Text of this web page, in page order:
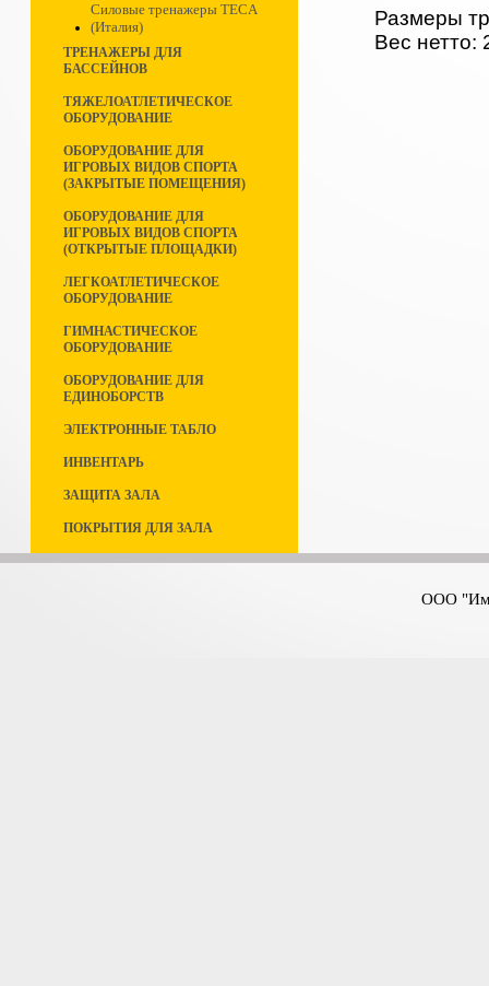
Силовые тренажеры TECA
(Италия)
ТРЕНАЖЕРЫ ДЛЯ
БАССЕЙНОВ
ТЯЖЕЛОАТЛЕТИЧЕСКОЕ
ОБОРУДОВАНИЕ
ОБОРУДОВАНИЕ ДЛЯ
ИГРОВЫХ ВИДОВ СПОРТА
(ЗАКРЫТЫЕ ПОМЕЩЕНИЯ)
ОБОРУДОВАНИЕ ДЛЯ
ИГРОВЫХ ВИДОВ СПОРТА
(ОТКРЫТЫЕ ПЛОЩАДКИ)
ЛЕГКОАТЛЕТИЧЕСКОЕ
ОБОРУДОВАНИЕ
ГИМНАСТИЧЕСКОЕ
ОБОРУДОВАНИЕ
ОБОРУДОВАНИЕ ДЛЯ
ЕДИНОБОРСТВ
ЭЛЕКТРОННЫЕ ТАБЛО
ИНВЕНТАРЬ
ЗАЩИТА ЗАЛА
ПОКРЫТИЯ ДЛЯ ЗАЛА
Размеры
Вес нетто:
ООО